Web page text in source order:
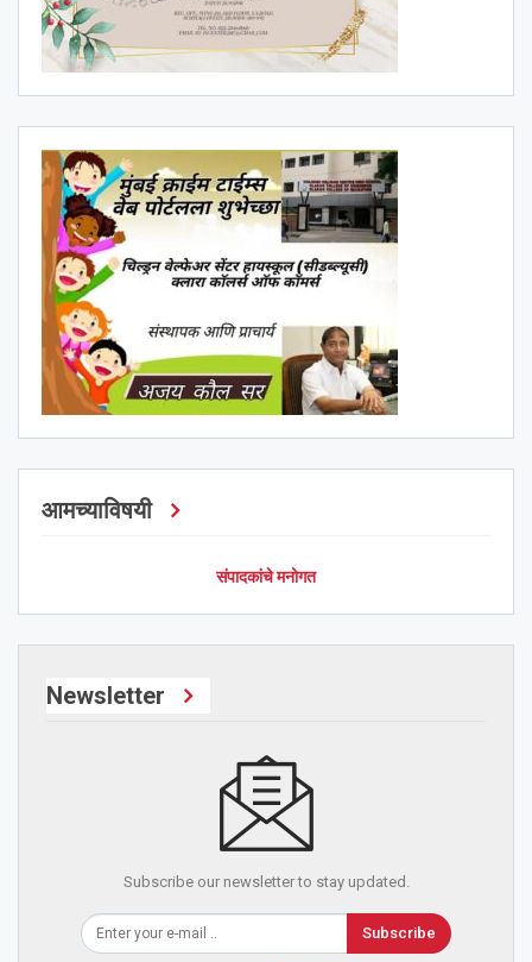
आमच्याविषयी
संपादकांचे मनोगत
Newsletter
Subscribe our newsletter to stay updated.
Subscribe